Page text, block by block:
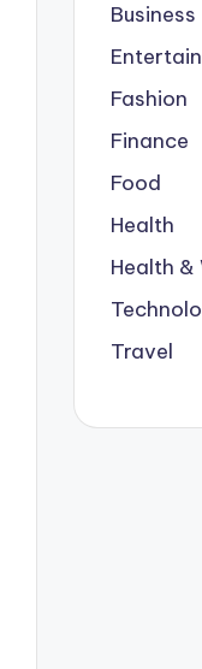
Business
Fashion
Finance
Food
Health
Health &
Travel